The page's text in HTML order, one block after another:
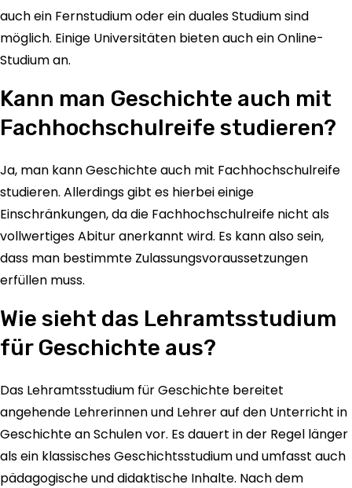
auch ein Fernstudium oder ein duales Studium sind
möglich. Einige Universitäten bieten auch ein Online-
Studium an.
Kann man Geschichte auch mit
Fachhochschulreife studieren?
Ja, man kann Geschichte auch mit Fachhochschulreife
studieren. Allerdings gibt es hierbei einige
Einschränkungen, da die Fachhochschulreife nicht als
vollwertiges Abitur anerkannt wird. Es kann also sein,
dass man bestimmte Zulassungsvoraussetzungen
erfüllen muss.
Wie sieht das Lehramtsstudium
für Geschichte aus?
Das Lehramtsstudium für Geschichte bereitet
angehende Lehrerinnen und Lehrer auf den Unterricht in
Geschichte an Schulen vor. Es dauert in der Regel länger
als ein klassisches Geschichtsstudium und umfasst auch
pädagogische und didaktische Inhalte. Nach dem